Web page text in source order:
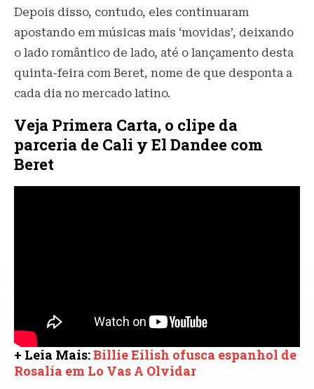
Depois disso, contudo, eles continuaram
apostando em músicas mais ‘movidas’, deixando
o lado romântico de lado, até o lançamento desta
quinta-feira com Beret, nome de que desponta a
cada dia no mercado latino.
Veja Primera Carta, o clipe da
parceria de Cali y El Dandee com
Beret
+ Leia Mais:Billie Eilish ofusca espanhol de
Rosalía em Lo Vas A Olvidar